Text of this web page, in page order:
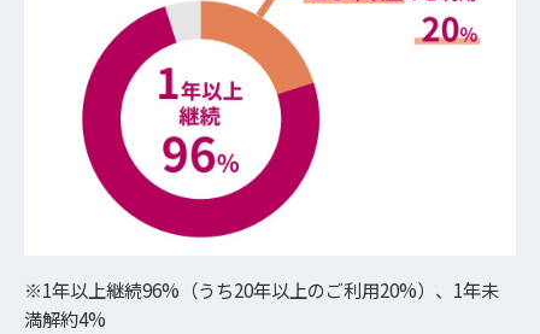
※1年以上継続96%（うち20年以上のご利用20%）、1年未
満解約4%